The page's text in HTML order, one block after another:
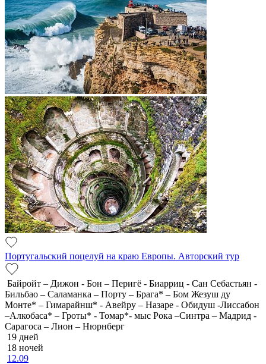
Португальский поцелуй на краю Европы. Авторский тур
Байройт – Дижон - Бон – Перигё - Биарриц - Сан Себастьян -
Бильбао – Саламанка – Порту – Брага* – Бом Жезуш ду
Монте* – Гимарайнш* - Авейру – Назаре - Обидуш -Лиссабон
–Алкобаса* – Гроты* - Томар*- мыс Рока –Синтра – Мадрид -
Сарагоса – Лион – Нюрнберг
19 дней
18 ночей
12.09